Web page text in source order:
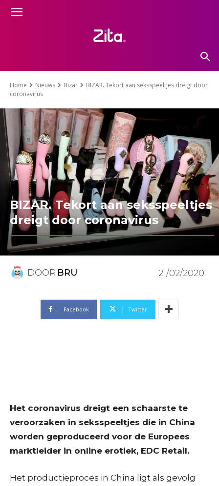
Home Nieuws Bizar
BIZAR. Tekort aan seksspeeltjes dreigt door
coronavirus
BIZAR. Tekort aan seksspeeltjes
dreigt door coronavirus
DOOR BRU 21/02/2020
Facebook Twitter
Het coronavirus dreigt een schaarste te
veroorzaken in seksspeeltjes die in China
worden geproduceerd voor de Europees
marktleider in online erotiek, EDC Retail.
Het productieproces in China ligt als gevolg